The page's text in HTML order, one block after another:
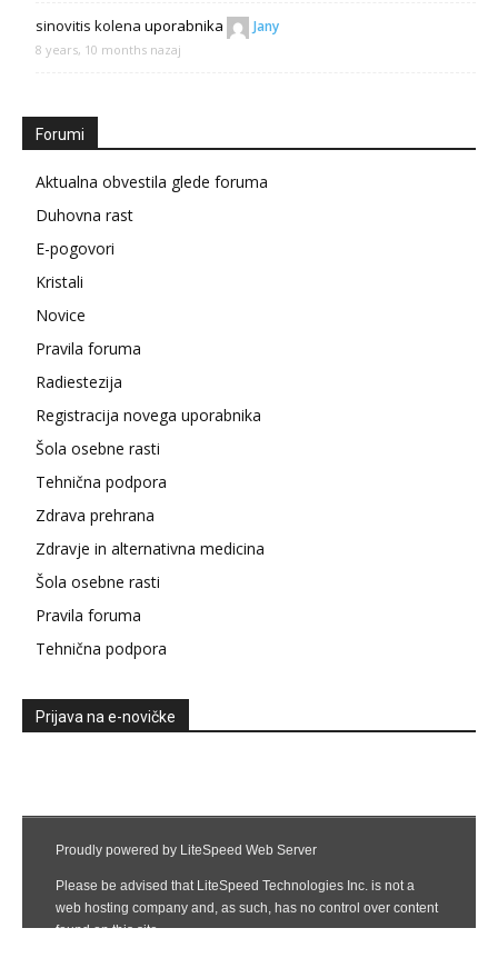
sinovitis kolena uporabnika Jany
8 years, 10 months nazaj
Forumi
Aktualna obvestila glede foruma
Duhovna rast
E-pogovori
Kristali
Novice
Pravila foruma
Radiestezija
Registracija novega uporabnika
Šola osebne rasti
Tehnična podpora
Zdrava prehrana
Zdravje in alternativna medicina
Šola osebne rasti
Pravila foruma
Tehnična podpora
Prijava na e-novičke